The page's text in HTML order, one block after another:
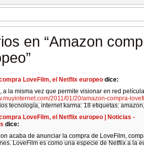
en “Amazon
LoveFilm, el Netflix europeo dice:
a la misma vez que permite visionar en red
2011/01/20/amazon-compra-
tecnología, internet karma: 18 etiquetas:
LoveFilm, el Netflix europeo | Noticias -
dice:
acaba de anunciar la compra de LoveFilm,
LoveFilm es como una especie de Netflix a la